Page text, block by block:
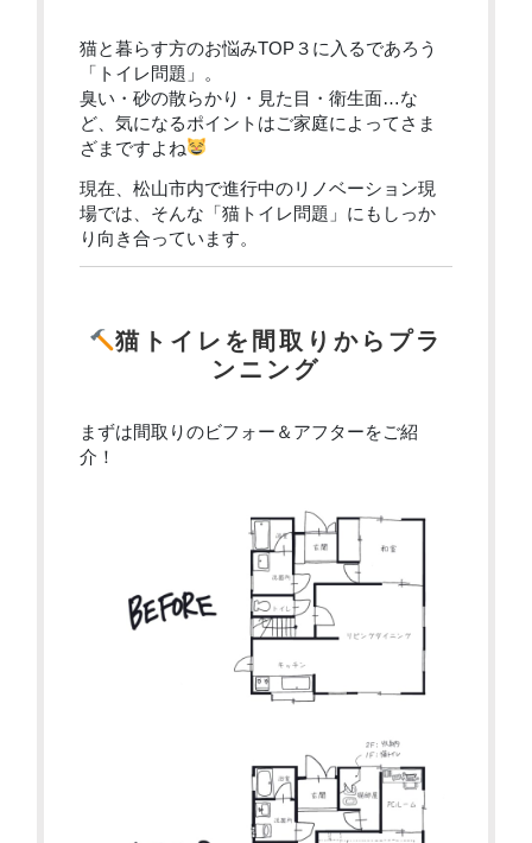
猫と暮らす方のお悩みTOP３に入るであろう
「トイレ問題」。
臭い・砂の散らかり・見た目・衛生面…な
ど、気になるポイントはご家庭によってさま
ざまですよね
現在、松山市内で進行中のリノベーション現
場では、そんな「猫トイレ問題」にもしっか
り向き合っています。
猫トイレを間取りからプラ
ンニング
まずは間取りのビフォー＆アフターをご紹
介！